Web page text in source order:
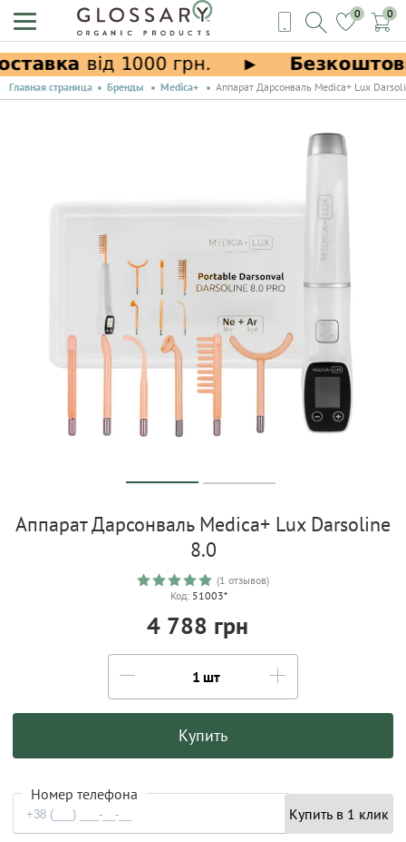
0 0
Главная страница Бренды Medica+ Аппарат Дарсонваль Medica+ Lux
Аппарат Дарсонваль Medica+ Lux Darsoline
8.0
(1 отзывов)
Код: 51003*
4 788 грн
шт
Купить
Номер телефона
Купить в 1 клик